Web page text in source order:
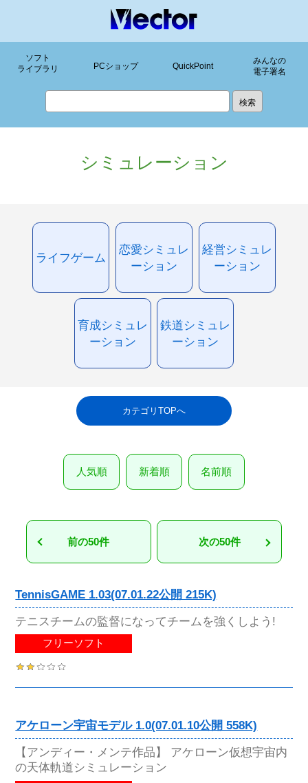
ソフト
ライブラリ
PCショップ QuickPoint
みんなの
電子署名
シミュレーション
ライフゲーム
恋愛シミュレ
ーション
経営シミュレ
ーション
育成シミュレ
ーション
鉄道シミュレ
ーション
カテゴリTOPへ
人気順 新着順 名前順
前の50件 次の50件
TennisGAME 1.03(07.01.22公開 215K)
テニスチームの監督になってチームを強くしよう!
フリーソフト
アケローン宇宙モデル 1.0(07.01.10公開 558K)
【アンディー・メンテ作品】 アケローン仮想宇宙内
の天体軌道シミュレーション